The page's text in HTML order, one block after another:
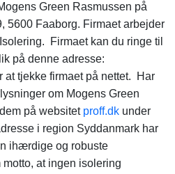
Green Rasmussen på
5600 Faaborg. Firmaet arbejder
Firmaet kan du ringe til
på denne adresse:
at tjekke firmaet på nettet. Har
om Mogens Green
på websitet proff.dk under
i region Syddanmark har
ihærdige og robuste
at ingen isolering